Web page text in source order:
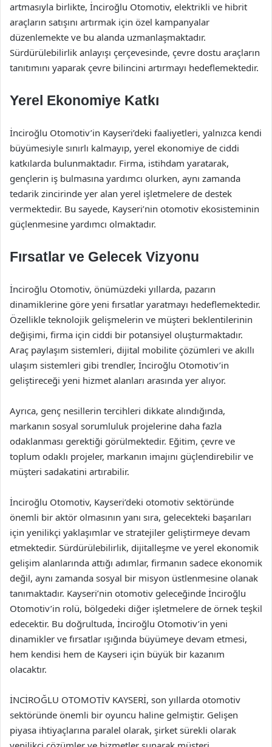
artmasıyla birlikte, İnciroğlu Otomotiv, elektrikli ve hibrit
araçların satışını artırmak için özel kampanyalar
düzenlemekte ve bu alanda uzmanlaşmaktadır.
Sürdürülebilirlik anlayışı çerçevesinde, çevre dostu araçların
tanıtımını yaparak çevre bilincini artırmayı hedeflemektedir.
Yerel Ekonomiye Katkı
İnciroğlu Otomotiv’in Kayseri’deki faaliyetleri, yalnızca kendi
büyümesiyle sınırlı kalmayıp, yerel ekonomiye de ciddi
katkılarda bulunmaktadır. Firma, istihdam yaratarak,
gençlerin iş bulmasına yardımcı olurken, aynı zamanda
tedarik zincirinde yer alan yerel işletmelere de destek
vermektedir. Bu sayede, Kayseri’nin otomotiv ekosisteminin
güçlenmesine yardımcı olmaktadır.
Fırsatlar ve Gelecek Vizyonu
İnciroğlu Otomotiv, önümüzdeki yıllarda, pazarın
dinamiklerine göre yeni fırsatlar yaratmayı hedeflemektedir.
Özellikle teknolojik gelişmelerin ve müşteri beklentilerinin
değişimi, firma için ciddi bir potansiyel oluşturmaktadır.
Araç paylaşım sistemleri, dijital mobilite çözümleri ve akıllı
ulaşım sistemleri gibi trendler, İnciroğlu Otomotiv’in
geliştireceği yeni hizmet alanları arasında yer alıyor.
Ayrıca, genç nesillerin tercihleri dikkate alındığında,
markanın sosyal sorumluluk projelerine daha fazla
odaklanması gerektiği görülmektedir. Eğitim, çevre ve
toplum odaklı projeler, markanın imajını güçlendirebilir ve
müşteri sadakatini artırabilir.
İnciroğlu Otomotiv, Kayseri’deki otomotiv sektöründe
önemli bir aktör olmasının yanı sıra, gelecekteki başarıları
için yenilikçi yaklaşımlar ve stratejiler geliştirmeye devam
etmektedir. Sürdürülebilirlik, dijitalleşme ve yerel ekonomik
gelişim alanlarında attığı adımlar, firmanın sadece ekonomik
değil, aynı zamanda sosyal bir misyon üstlenmesine olanak
tanımaktadır. Kayseri’nin otomotiv geleceğinde İnciroğlu
Otomotiv’in rolü, bölgedeki diğer işletmelere de örnek teşkil
edecektir. Bu doğrultuda, İnciroğlu Otomotiv’in yeni
dinamikler ve fırsatlar ışığında büyümeye devam etmesi,
hem kendisi hem de Kayseri için büyük bir kazanım
olacaktır.
İNCİROĞLU OTOMOTİV KAYSERİ, son yıllarda otomotiv
sektöründe önemli bir oyuncu haline gelmiştir. Gelişen
piyasa ihtiyaçlarına paralel olarak, şirket sürekli olarak